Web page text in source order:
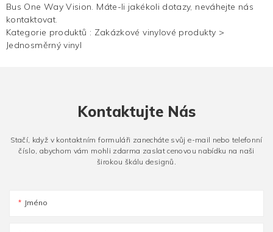
Bus One Way Vision. Máte-li jakékoli dotazy, neváhejte nás
kontaktovat.
Kategorie produktů : Zakázkové vinylové produkty >
Jednosměrný vinyl
Kontaktujte Nás
Stačí, když v kontaktním formuláři zanecháte svůj e-mail nebo telefonní
číslo, abychom vám mohli zdarma zaslat cenovou nabídku na naši
širokou škálu designů.
Jméno